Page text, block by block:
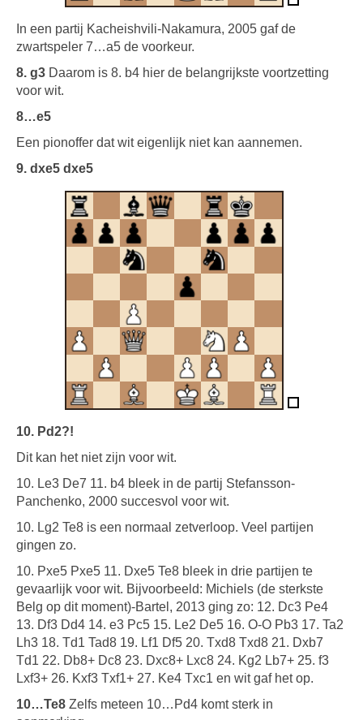
In een partij Kacheishvili-Nakamura, 2005 gaf de
zwartspeler 7…a5 de voorkeur.
8. g3 Daarom is 8. b4 hier de belangrijkste voortzetting
voor wit.
8…e5
Een pionoffer dat wit eigenlijk niet kan aannemen.
9. dxe5 dxe5
10. Pd2?!
Dit kan het niet zijn voor wit.
10. Le3 De7 11. b4 bleek in de partij Stefansson-
Panchenko, 2000 succesvol voor wit.
10. Lg2 Te8 is een normaal zetverloop. Veel partijen
gingen zo.
10. Pxe5 Pxe5 11. Dxe5 Te8 bleek in drie partijen te
gevaarlijk voor wit. Bijvoorbeeld: Michiels (de sterkste
Belg op dit moment)-Bartel, 2013 ging zo: 12. Dc3 Pe4
13. Df3 Dd4 14. e3 Pc5 15. Le2 De5 16. O-O Pb3 17. Ta2
Lh3 18. Td1 Tad8 19. Lf1 Df5 20. Txd8 Txd8 21. Dxb7
Td1 22. Db8+ Dc8 23. Dxc8+ Lxc8 24. Kg2 Lb7+ 25. f3
Lxf3+ 26. Kxf3 Txf1+ 27. Ke4 Txc1 en wit gaf het op.
10…Te8 Zelfs meteen 10…Pd4 komt sterk in